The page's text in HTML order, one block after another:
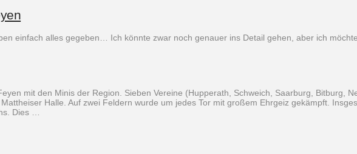
einfach alles gegeben… Ich könnte zwar noch genauer ins Detail gehen, aber ich
mit den Minis der Region. Sieben Vereine (Hupperath, Schweich, Saarburg, Bitburg,
Halle. Auf zwei Feldern wurde um jedes Tor mit großem Ehrgeiz gekämpft.
Dies …